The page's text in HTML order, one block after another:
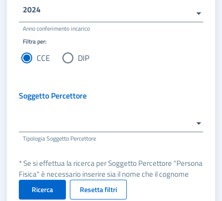
2024
Anno conferimento incarico
Filtra per:
CCE DIP
Soggetto Percettore
Tipologia Soggetto Percettore
* Se si effettua la ricerca per Soggetto Percettore "Persona
Fisica" è necessario inserire sia il nome che il cognome
Ricerca Resetta filtri